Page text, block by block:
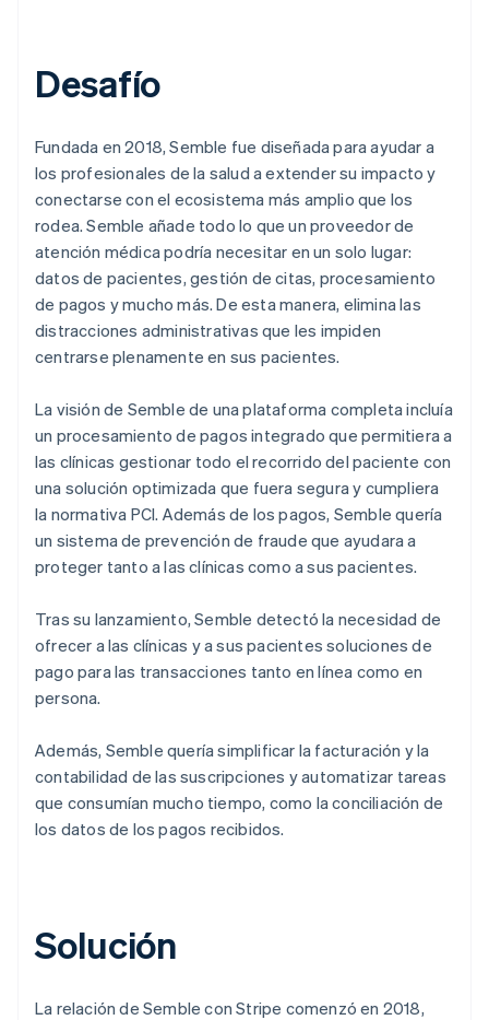
Desafío
Fundada en 2018, Semble fue diseñada para ayudar a
los profesionales de la salud a extender su impacto y
conectarse con el ecosistema más amplio que los
rodea. Semble añade todo lo que un proveedor de
atención médica podría necesitar en un solo lugar:
datos de pacientes, gestión de citas, procesamiento
de pagos y mucho más. De esta manera, elimina las
distracciones administrativas que les impiden
centrarse plenamente en sus pacientes.
La visión de Semble de una plataforma completa incluía
un procesamiento de pagos integrado que permitiera a
las clínicas gestionar todo el recorrido del paciente con
una solución optimizada que fuera segura y cumpliera
la normativa PCI. Además de los pagos, Semble quería
un sistema de prevención de fraude que ayudara a
proteger tanto a las clínicas como a sus pacientes.
Tras su lanzamiento, Semble detectó la necesidad de
ofrecer a las clínicas y a sus pacientes soluciones de
pago para las transacciones tanto en línea como en
persona.
Además, Semble quería simplificar la facturación y la
contabilidad de las suscripciones y automatizar tareas
que consumían mucho tiempo, como la conciliación de
los datos de los pagos recibidos.
Solución
La relación de Semble con Stripe comenzó en 2018,